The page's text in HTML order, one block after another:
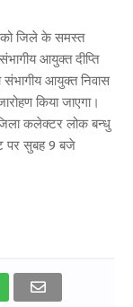
जिले के समस्त
आयुक्त दीप्ति
संभागीय आयुक्त निवास
किया जाएगा।
कलेक्टर लोक बन्धु
पर सुबह 9 बजे